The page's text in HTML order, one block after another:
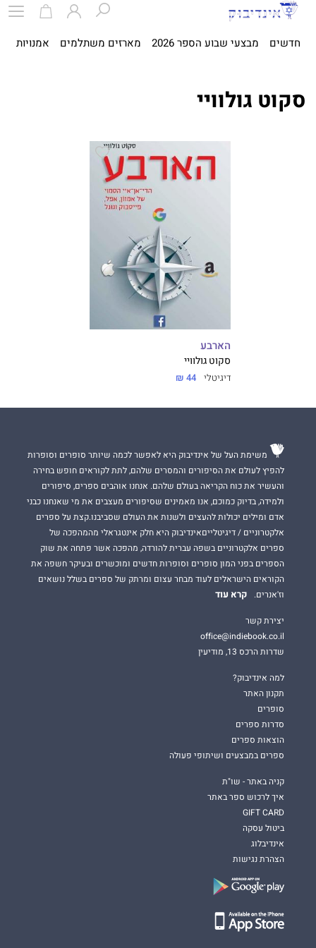
חדשים מבצעי שבוע הספר 2026 מארזים משתלמים אמנויות
סקוט גולוויי
הארבע
סקוט גולוויי
דיגיטלי 44 ₪
משימת העל של אינדיבוק היא לאפשר לכמה שיותר סופרים וסופרות
להפיץ לעולם את הסיפורים והמסרים שלהם, לתת לקוראים חופש בחירה
והעשיר את כוח הקריאה בעולם שלהם. אנחנו אוהבים ספרים, סיפורים
ולמידה, בדיוק כמוכם, אנו מאמינים שסיפורים מעצבים את מי שאנחנו כבני
אדם ומילים יכולות להעצים ולשנות את העולם שסביבנו.קצת על ספרים
אלקטרוניים / דיגיטלייםאינדיבוק היא חלק אינטגראלי מהמהפכה של
ספרים אלקטרוניים בשפה עברית להורדה, מהפכה אשר פתחה את שוק
הספרים בפני המון סופרים וסופרות חדשים ומוכשרים ובעיקר חשפה את
הקוראים הישראלים לעוד מבחר עצום ומרתק של ספרים בשלל נושאים
וז'אנרים.
קרא עוד
יצירת קשר
office@indiebook.co.il
שדרות הרכס 13, מודיעין
למה אינדיבוק?
תקנון האתר
סופרים
סדרות ספרים
הוצאות ספרים
ספרים במבצעים ושיתופי פעולה
קניה באתר - שו"ת
איך לרכוש ספר באתר
GIFT CARD
ביטול עסקה
אינדיבלוג
הצהרת נגישות